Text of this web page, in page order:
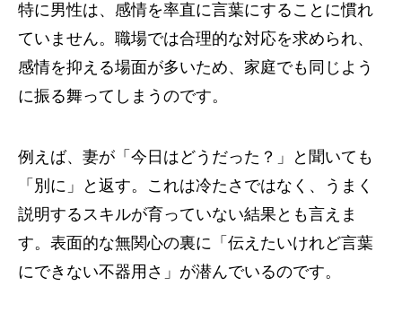
特に男性は、感情を率直に言葉にすることに慣れ
ていません。職場では合理的な対応を求められ、
感情を抑える場面が多いため、家庭でも同じよう
に振る舞ってしまうのです。
例えば、妻が「今日はどうだった？」と聞いても
「別に」と返す。これは冷たさではなく、うまく
説明するスキルが育っていない結果とも言えま
す。表面的な無関心の裏に「伝えたいけれど言葉
にできない不器用さ」が潜んでいるのです。